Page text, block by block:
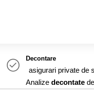
Decontare
asigurari private de
Analize decontate